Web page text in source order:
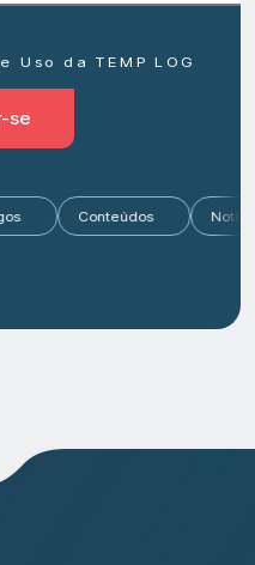
da TEMP LOG
se
Conteúdos